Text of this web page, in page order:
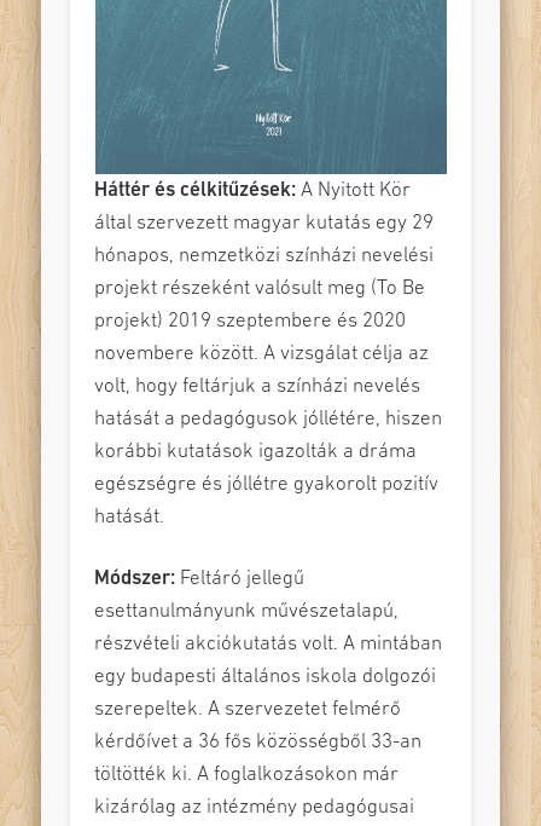
Háttér és célkitűzések: A Nyitott Kör
által szervezett magyar kutatás egy 29
hónapos, nemzetközi színházi nevelési
projekt részeként valósult meg (To Be
projekt) 2019 szeptembere és 2020
novembere között. A vizsgálat célja az
volt, hogy feltárjuk a színházi nevelés
hatását a pedagógusok jóllétére, hiszen
korábbi kutatások igazolták a dráma
egészségre és jóllétre gyakorolt pozitív
hatását.
Módszer: Feltáró jellegű
esettanulmányunk művészetalapú,
részvételi akciókutatás volt. A mintában
egy budapesti általános iskola dolgozói
szerepeltek. A szervezetet felmérő
kérdőívet a 36 fős közösségből 33-an
töltötték ki. A foglalkozásokon már
kizárólag az intézmény pedagógusai